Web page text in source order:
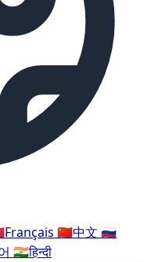
Français 🇨🇳中文 🇷🇺
🇮🇳हिन्दी